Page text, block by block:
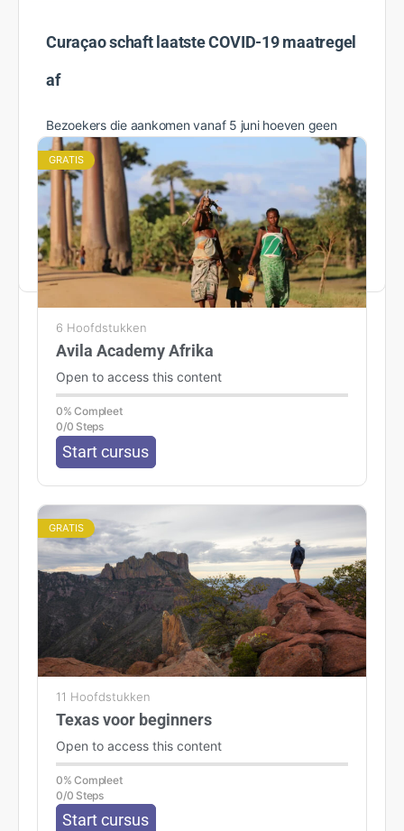
Curaçao schaft laatste COVID-19 maatregel
af
Bezoekers die aankomen vanaf 5 juni hoeven geen
Passenger Locator Card (PLC) meer te tonen. Hiermee
vervalt de laatste COVID-19 maatregel voor het riezen
naar…
Rosanne
7 juni 2022
GRATIS
6 Hoofdstukken
Avila Academy Afrika
Open to access this content
0% Compleet
0/0 Steps
Start cursus
GRATIS
11 Hoofdstukken
Texas voor beginners
Open to access this content
0% Compleet
0/0 Steps
Start cursus